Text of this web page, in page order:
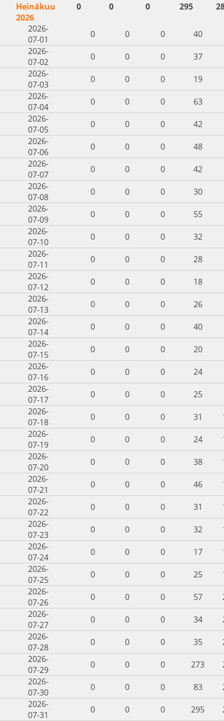
Heinäkuu
2026
0 0 0 295
2026-
07-01
0 0 0
40
2026-
07-02
0 0 0
37
2026-
07-03
0 0 0
19
2026-
07-04
0 0 0
63
2026-
07-05
0 0 0
42
2026-
07-06
0 0 0
48
2026-
07-07
0 0 0
42
2026-
07-08
0 0 0
30
2026-
07-09
0 0 0
55
2026-
07-10
0 0 0
32
2026-
07-11
0 0 0
28
2026-
07-12
0 0 0
18
2026-
07-13
0 0 0
26
2026-
07-14
0 0 0
40
2026-
07-15
0 0 0
20
2026-
07-16
0 0 0
24
2026-
07-17
0 0 0
25
2026-
07-18
0 0 0 31
2026-
07-19
0 0 0 24
2026-
07-20
0 0 0 38
2026-
07-21
0 0 0 46
2026-
07-22
0 0 0 31
2026-
07-23
0 0 0 32
2026-
07-24
0 0 0 17
2026-
07-25
0 0 0 25
2026-
07-26
0 0 0 57
2026-
07-27
0 0 0 34
2026-
07-28
0 0 0 35
2026-
07-29
0 0 0 273
2026-
07-30
0 0 0 83
2026-
07-31
0 0 0 295